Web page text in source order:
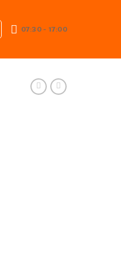
07:30 - 17:00